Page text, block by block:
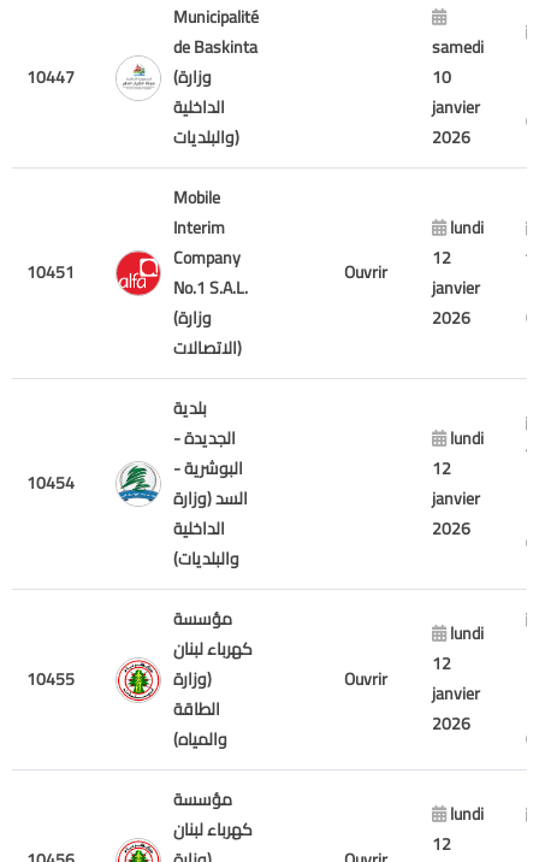
10447
Municipalité
de Baskinta
(وزارة
الداخلية
والبلديات)
samedi
10
janvier
2026
10451
Mobile
Interim
Company
No.1 S.A.L.
(وزارة
الاتصالات)
Ouvrir
lundi
12
janvier
2026
10454
بلدية
الجديدة -
البوشرية -
السد (وزارة
الداخلية
والبلديات)
lundi
12
janvier
2026
10455
مؤسسة
كهرباء لبنان
(وزارة
الطاقة
والمياه)
Ouvrir
lundi
12
janvier
2026
مؤسسة
كهرباء لبنان
lundi
12